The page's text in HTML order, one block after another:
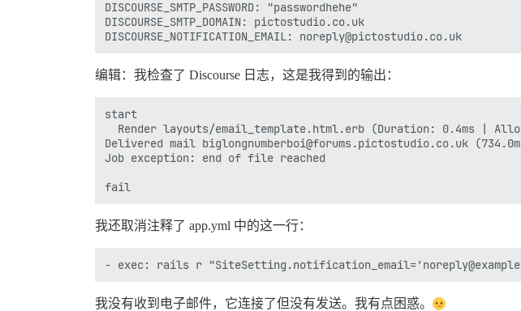
DISCOURSE_SMTP_PASSWORD: "passwordhehe"
DISCOURSE_SMTP_DOMAIN: pictostudio.co.uk
编辑：我检查了 Discourse 日志，这是我得到的输出：
start
Render layouts/email_template.html.erb (Duration: 0.4ms |
Delivered mail biglongnumberboi@forums.pictostudio.co.uk
Job exception: end of file reached
我还取消注释了 app.yml 中的这一行：
我没有收到电子邮件，它连接了但没有发送。我有点困惑。